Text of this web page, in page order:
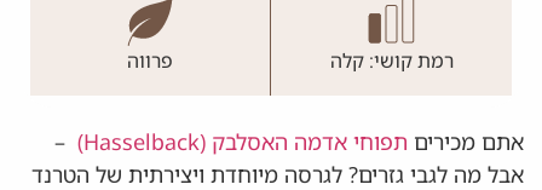
רמת קושי: קלה פרווה
אתם מכירים תפוחי אדמה האסלבק (Hasselback)
–
אבל מה לגבי גזרים? לגרסה מיוחדת ויצירתית של הטרנד